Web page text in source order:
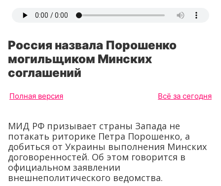
Россия назвала Порошенко
могильщиком Минских
соглашений
Полная версия Всё за сегодня
МИД РФ призывает страны Запада не
потакать риторике Петра Порошенко, а
добиться от Украины выполнения Минских
договоренностей. Об этом говорится в
официальном заявлении
внешнеполитического ведомства.